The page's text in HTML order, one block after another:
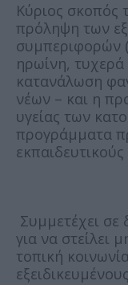
Κύριος σκοπός
πρόληψη των
συμπεριφορών
ηρωίνη, τυχερά
κατανάλωση
νέων – και η
υγείας των
προγράμματα
Συμμετέχει σε
για να στείλει
τοπική